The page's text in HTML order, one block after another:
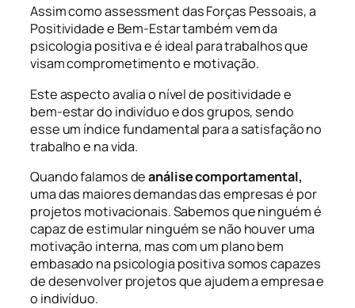
Assim como assessment das Forças Pessoais, a
Positividade e Bem-Estar também vem da
psicologia positiva e é ideal para trabalhos que
visam comprometimento e motivação.
Este aspecto avalia o nível de positividade e
bem-estar do indivíduo e dos grupos, sendo
esse um índice fundamental para a satisfação no
trabalho e na vida.
Quando falamos deanálise comportamental,
uma das maiores demandas das empresas é por
projetos motivacionais. Sabemos que ninguém é
capaz de estimular ninguém se não houver uma
motivação interna, mas com um plano bem
embasado na psicologia positiva somos capazes
de desenvolver projetos que ajudem a empresa e
o indivíduo.